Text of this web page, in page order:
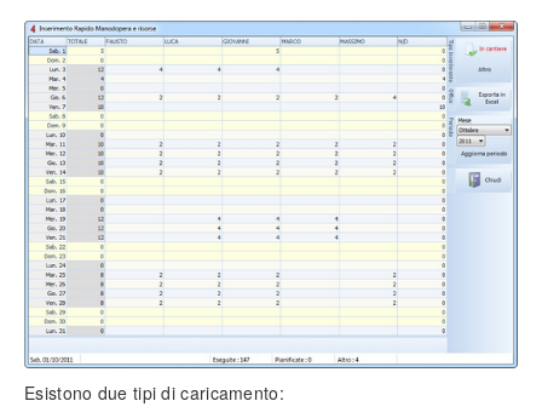
Account Tecnos
Azzeramento archivi
Inserimento dati aziendali
Inserimento operatori base
Impostazione sconti in acquisto
Impostazione blocco prezzi
Impostazione prezzi di vendita
Personalizzazione campi (tabelle)
Inserimento tariffe di manodopera
Intestazione documenti
Importazione loghi
Funzionalità protette
Info generali
Esistono due tipi di caricamento: